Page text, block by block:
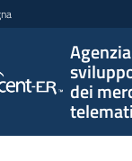
dei
per lo
sviluppo